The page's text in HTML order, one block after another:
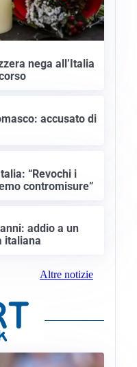
nega all’Italia
accusato di
“Revochi i
contromisure”
addio a un
italiana
Altre notizie